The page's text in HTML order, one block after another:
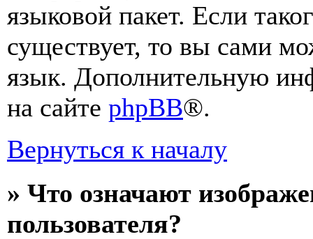
языковой пакет. Если
существует, то вы сами
язык. Дополнительную
на сайте phpBB®.
Вернуться к началу
» Что означают
пользователя?